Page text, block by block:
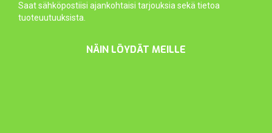
Saat sähköpostiisi ajankohtaisi tarjouksia sekä tietoa
tuoteuutuuksista.
NÄIN LÖYDÄT MEILLE